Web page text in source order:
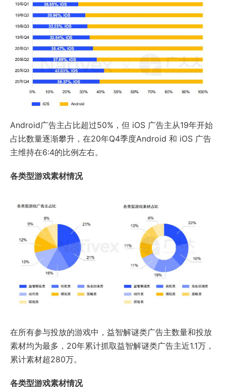
Android广告主占比超过50%，但 iOS 广告主从19年开始
占比数量逐渐攀升，在20年Q4季度Android 和 iOS 广告
主维持在6:4的比例左右。
各类型游戏素材情况
在所有参与投放的游戏中，益智解谜类广告主数量和投放
素材均为最多，20年累计抓取益智解谜类广告主近1.1万，
累计素材超280万。
各类型游戏素材情况